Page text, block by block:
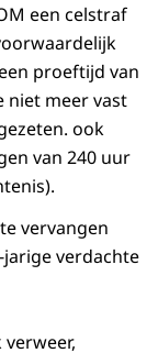
een celstraf
proeftijd van
niet meer vast
ook
van 240 uur
vervangen
verdachte